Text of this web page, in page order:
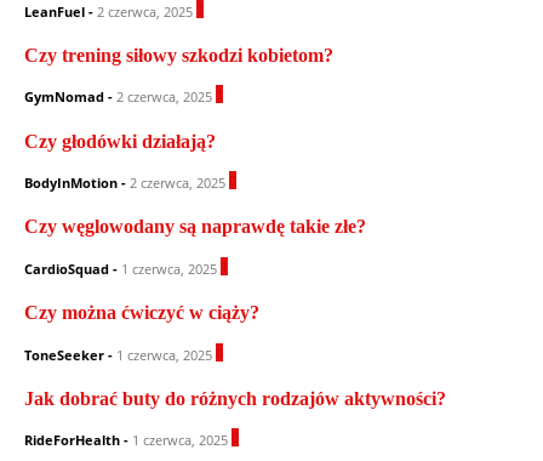
LeanFuel - 2 czerwca, 2025
Czy trening siłowy szkodzi kobietom?
GymNomad - 2 czerwca, 2025
Czy głodówki działają?
BodyInMotion - 2 czerwca, 2025
Czy węglowodany są naprawdę takie złe?
CardioSquad - 1 czerwca, 2025
Czy można ćwiczyć w ciąży?
ToneSeeker - 1 czerwca, 2025
Jak dobrać buty do różnych rodzajów aktywności?
RideForHealth - 1 czerwca, 2025